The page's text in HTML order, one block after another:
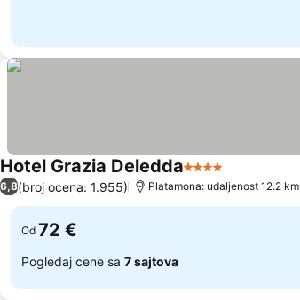
Hotel Grazia Deledda4 Zvezdice
6,8(broj ocena: 1.955) Platamona: udaljenost 12.2 km
Od 72 €
Pogledaj cene sa 7 sajtova